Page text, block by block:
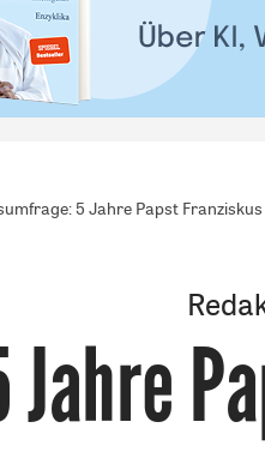
5 Jahre Papst Franziskus
Jahre